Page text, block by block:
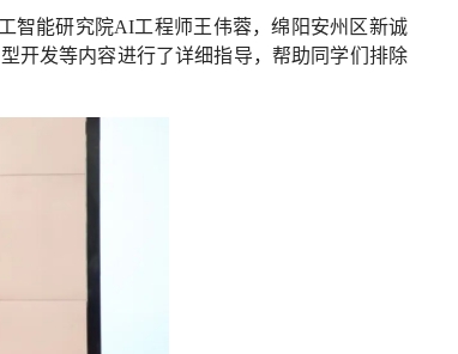
智能研究院AI工程师王伟蓉，绵阳安州区新诚
开发等内容进行了详细指导，帮助同学们排除